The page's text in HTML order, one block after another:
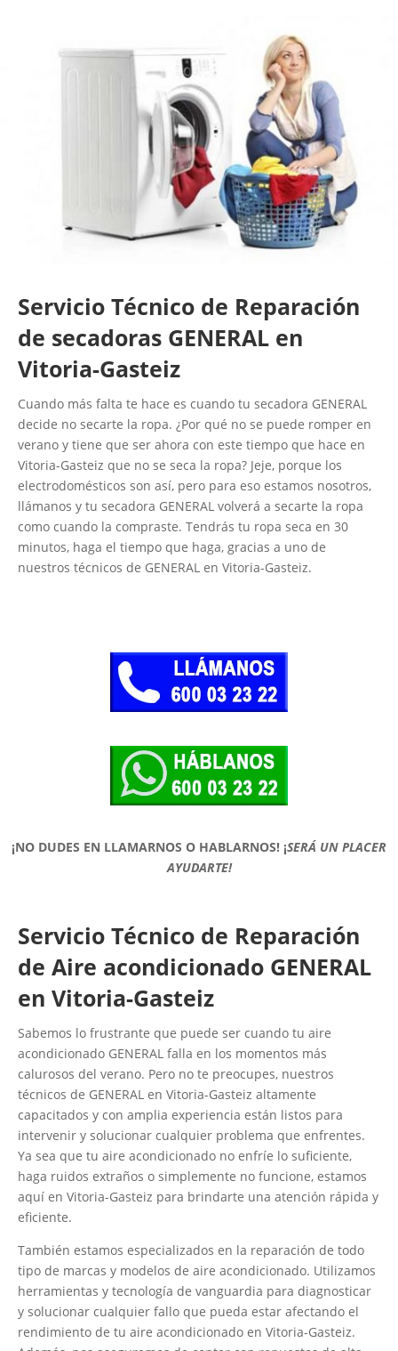
Servicio Técnico de Reparación
de secadoras GENERAL en
Vitoria-Gasteiz
Cuando más falta te hace es cuando tu secadora GENERAL
decide no secarte la ropa. ¿Por qué no se puede romper en
verano y tiene que ser ahora con este tiempo que hace en
Vitoria-Gasteiz que no se seca la ropa? Jeje, porque los
electrodomésticos son así, pero para eso estamos nosotros,
llámanos y tu secadora GENERAL volverá a secarte la ropa
como cuando la compraste. Tendrás tu ropa seca en 30
minutos, haga el tiempo que haga, gracias a uno de
nuestros técnicos de GENERAL en Vitoria-Gasteiz.
¡NO DUDES EN LLAMARNOS O HABLARNOS! ¡SERÁ UN PLACER
AYUDARTE!
Servicio Técnico de Reparación
de Aire acondicionado GENERAL
en Vitoria-Gasteiz
Sabemos lo frustrante que puede ser cuando tu aire
acondicionado GENERAL falla en los momentos más
calurosos del verano. Pero no te preocupes, nuestros
técnicos de GENERAL en Vitoria-Gasteiz altamente
capacitados y con amplia experiencia están listos para
intervenir y solucionar cualquier problema que enfrentes.
Ya sea que tu aire acondicionado no enfríe lo suficiente,
haga ruidos extraños o simplemente no funcione, estamos
aquí en Vitoria-Gasteiz para brindarte una atención rápida y
eficiente.
También estamos especializados en la reparación de todo
tipo de marcas y modelos de aire acondicionado. Utilizamos
herramientas y tecnología de vanguardia para diagnosticar
y solucionar cualquier fallo que pueda estar afectando el
rendimiento de tu aire acondicionado en Vitoria-Gasteiz.